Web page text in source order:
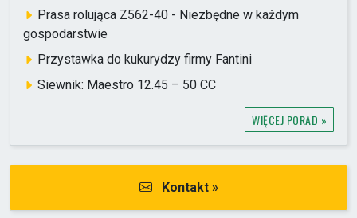
Prasa rolująca Z562-40 - Niezbędne w każdym
gospodarstwie
Przystawka do kukurydzy firmy Fantini
Siewnik: Maestro 12.45 – 50 CC
WIĘCEJ PORAD »
Kontakt »